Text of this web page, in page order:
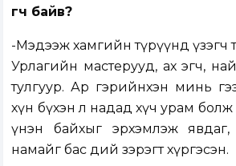
өгч байв?
-Мэдээж хамгийн түрүүнд үзэгч
Урлагийн мастерууд, ах эгч,
тулгуур. Ар гэрийнхэн минь
хүн бүхэн л надад хүч урам болж
үнэн байхыг эрхэмлэж
намайг бас өдий зэрэгт хүргэсэн.